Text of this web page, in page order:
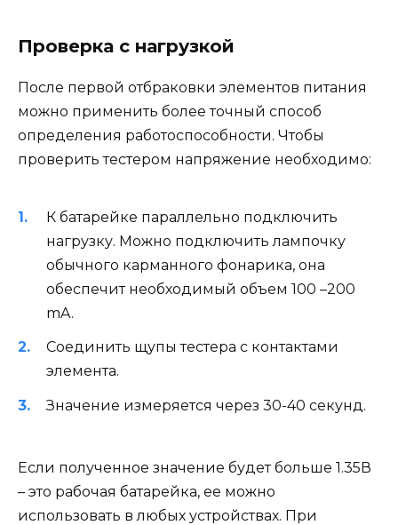
Проверка с нагрузкой
После первой отбраковки элементов питания
можно применить более точный способ
определения работоспособности. Чтобы
проверить тестером напряжение необходимо:
К батарейке параллельно подключить
нагрузку. Можно подключить лампочку
обычного карманного фонарика, она
обеспечит необходимый объем 100 –200
mA.
Соединить щупы тестера с контактами
элемента.
Значение измеряется через 30-40 секунд.
Если полученное значение будет больше 1.35В
– это рабочая батарейка, ее можно
использовать в любых устройствах. При